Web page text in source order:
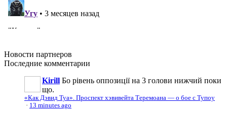
Новости партнеров
Последние комментарии
Kirill Бо рівень оппозиції на 3 голови нижчий поки
що.
«Как Дэвид Туа». Проспект хэвивейта Теремоана — о бое с Тупоу
· 13 minutes ago